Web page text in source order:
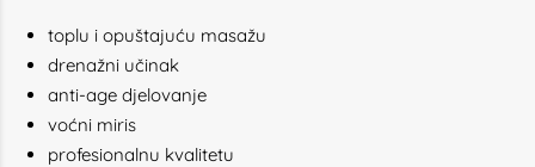
toplu i opuštajuću masažu
drenažni učinak
anti-age djelovanje
voćni miris
profesionalnu kvalitetu